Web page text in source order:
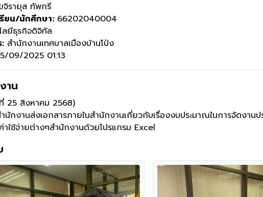
จิรายุส ทัพกรี
ยน/นักศึกษา: 66202040004
ลยีธุรกิจดิจิทัล
สำนักงานเทศบาลเมืองบ้านโป่ง
09/2025 01:13
าน
25 สิงหาคม 2568)
นักงานส่งเอกสารภายในสำนักงานเกี่ยวกับเรื่องงบประมาณในการจัดงาน
ใช้จ่ายต่างๆสำนักงานด้วยโปรแกรม Excel